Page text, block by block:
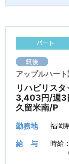
パート
筑後
アップルハー
リハビリス
3,403円/週3
久留米南/P
勤務地 福岡
給 与
時給
（